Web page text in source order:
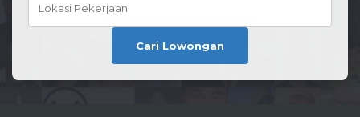
Cari Lowongan